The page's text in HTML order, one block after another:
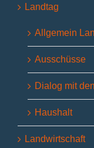
Landtag
Allgemein
Ausschüsse
Dialog mit
Haushalt
Landwirtschaft